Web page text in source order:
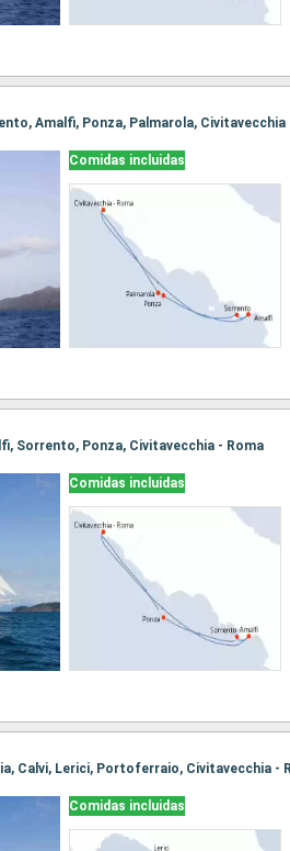
Amalfi, Ponza, Palmarola, Civitavecchia
Comidas incluidas
Sorrento, Ponza, Civitavecchia - Roma
Comidas incluidas
Calvi, Lerici, Portoferraio, Civitavecchia -
Comidas incluidas